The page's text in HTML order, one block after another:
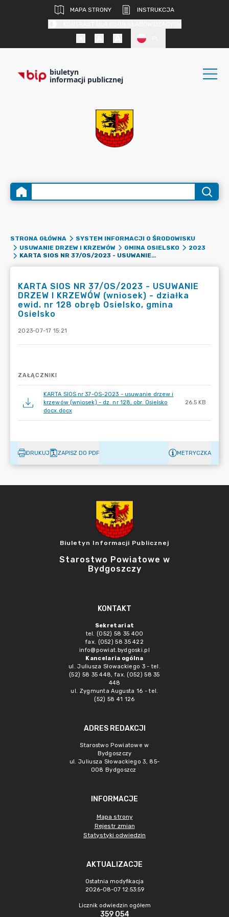
MAPA STRONY
INSTRUKCJA
biuletyn
informacji publicznej
STRONA GŁÓWNA
SYSTEM INFORMACJI O ŚRODOWISKU
USUWANIE DRZEW I KRZEWÓW
GMINA OSIELSKO
2023
KARTA SIOS NR 37/OS/2023 - USUWANIE DRZEW I KRZEWÓW (WNIOSEK) - DZIAŁKA EWID. NR 128 OBRĘB OSIELSKO, GMINA OSIELSKO
KARTA SIOS NR 37/OS/2023 - USUWANIE
DRZEW I KRZEWÓW (wniosek) - działka
ewid. nr 128 obręb Osielsko, gmina
Osielsko
2023-07-17 15:21
ZAŁĄCZNIKI
KARTA SIOS nr 37-OS-2023 - usuwanie drzew i
krzewów (wniosek) - dz. nr 128, obr. Osielsko
docx.docx
26.5 KB
DRUKUJ ZAPISZ DO PDF METRYCZKA
Biuletyn Informacji Publicznej
Starostwo Powiatowe w
Bydgoszczy
KONTAKT
Sekretariat
tel. (052) 58 35 400
fax. (052) 58 35 422
info@powiat.bydgoski.pl
Kancelaria ogólna
ul. Juliusza Słowackiego 3 - tel.
(52) 58 35 448, fax. (052) 58 35
448
ul. Zygmunta Augusta 16 - tel.
(52) 58 41 126
ADRES REDAKCJI
Starostwo Powiatowe w
Bydgoszczy
ul. Juliusza Słowackiego 3, 85-
008 Bydgoszcz
INFORMACJE
Mapa strony
Rejestr zmian
Statystyki odwiedzin
AKTUALIZACJE
Ostatnia modyfikacja
2026-08-07 12:53:59
Licznik odwiedzin ogółem
359 054